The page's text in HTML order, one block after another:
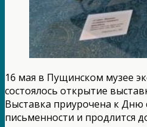
16 мая в Пущинском музее
состоялось открытие
Выставка приурочена к Дню
письменности и продлится